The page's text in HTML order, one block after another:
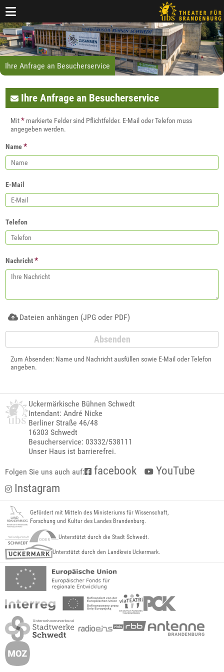
Ihre Anfrage an Besucherservice
Ihre Anfrage an Besucherservice
Mit* markierte Felder sind Pflichtfelder. E-Mail oder Telefon muss
angegeben werden.
Name*
E-Mail
Telefon
Nachricht*
Dateien anhängen (JPG oder PDF)
Zum Absenden: Name und Nachricht ausfüllen sowie E-Mail oder Telefon
angeben.
Uckermärkische Bühnen Schwedt
Intendant: André Nicke
Berliner Straße 46/48
16303 Schwedt
Besucherservice: 03332/538111
Unser Haus ist barrierefrei.
Folgen Sie uns auch auf: facebook
YouTube
Instagram
Gefördert mit Mitteln des Ministeriums für Wissenschaft,
Forschung und Kultur des Landes Brandenburg.
Unterstützt durch die Stadt Schwedt.
Unterstützt durch den Landkreis Uckermark.